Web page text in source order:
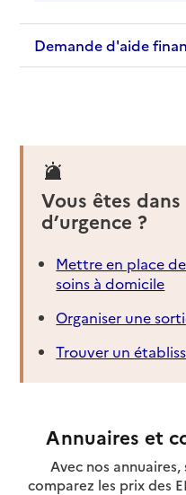
Demande d'aide
Vous êtes
d’urgence ?
Mettre en place
soins à domicile
Organiser une
Trouver un
Annuaires et
Avec nos
comparez les prix des